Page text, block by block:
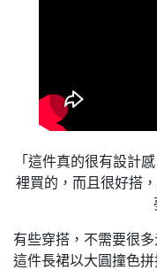
「這件真的很有設計
裡買的，而且很好搭
有些穿搭，不需要很
這件長裙以大圓撞色